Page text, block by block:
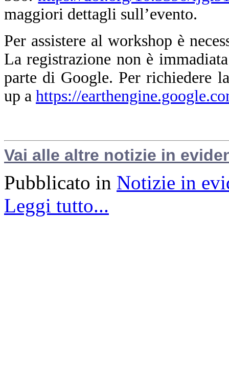
maggiori dettagli sull’evento.
Per assistere al workshop è
La registrazione non è
parte di Google. Per richiedere
up a https://
Vai alle altre notizie in
Pubblicato in Notizie in
Leggi tutto...